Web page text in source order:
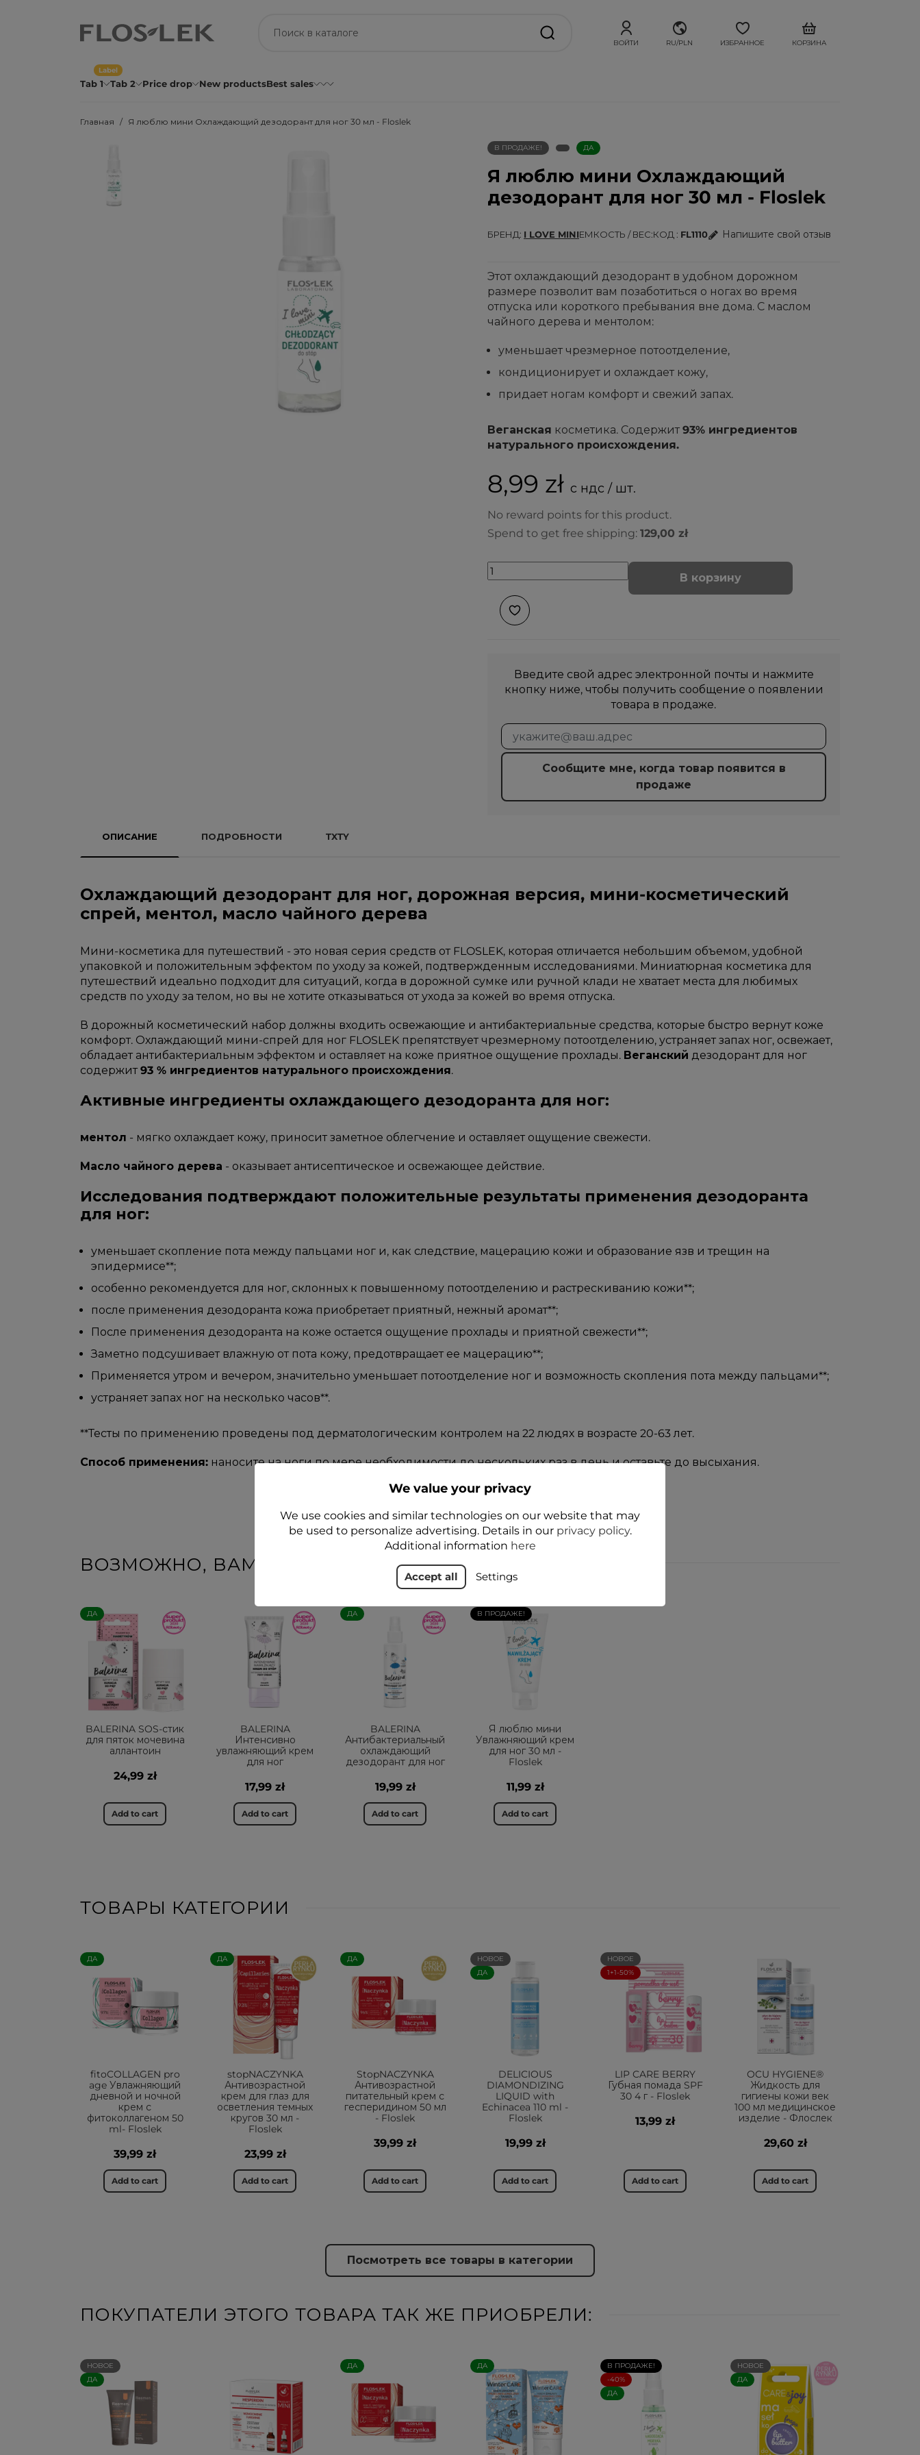
ВОЙТИ RU/PLN ИЗБРАННОЕ КОРЗИНА
Tab 1 Tab 2
Label
Price drop New productsBest sales
Главная Я люблю мини Охлаждающий дезодорант для ног 30 мл - Floslek
В ПРОДАЖЕ! ДА
Я люблю мини Охлаждающий
дезодорант для ног 30 мл - Floslek
БРЕНД I LOVE MINIЕМКОСТЬ / ВЕС КОД FL1110 Напишите свой отзыв
Этот охлаждающий дезодорант в удобном дорожном
размере позволит вам позаботиться о ногах во время
отпуска или короткого пребывания вне дома. С маслом
чайного дерева и ментолом:
уменьшает чрезмерное потоотделение,
кондиционирует и охлаждает кожу,
придает ногам комфорт и свежий запах.
Веганская косметика. Содержит 93% ингредиентов
натурального происхождения.
8,99 zł с ндс / шт.
No reward points for this product.
Spend to get free shipping: 129,00 zł
В корзину
Введите свой адрес электронной почты и нажмите
кнопку ниже, чтобы получить сообщение о появлении
товара в продаже.
Сообщите мне, когда товар появится в
продаже
ОПИСАНИЕ ПОДРОБНОСТИ TXTY
Охлаждающий дезодорант для ног, дорожная версия, мини-косметический
спрей, ментол, масло чайного дерева
Мини-косметика для путешествий - это новая серия средств от FLOSLEK, которая отличается небольшим объемом, удобной
упаковкой и положительным эффектом по уходу за кожей, подтвержденным исследованиями. Миниатюрная косметика для
путешествий идеально подходит для ситуаций, когда в дорожной сумке или ручной клади не хватает места для любимых
средств по уходу за телом, но вы не хотите отказываться от ухода за кожей во время отпуска.
В дорожный косметический набор должны входить освежающие и антибактериальные средства, которые быстро вернут коже
комфорт. Охлаждающий мини-спрей для ног FLOSLEK препятствует чрезмерному потоотделению, устраняет запах ног, освежает,
обладает антибактериальным эффектом и оставляет на коже приятное ощущение прохлады. Веганский дезодорант для ног
содержит 93 % ингредиентов натурального происхождения.
Активные ингредиенты охлаждающего дезодоранта для ног:
ментол - мягко охлаждает кожу, приносит заметное облегчение и оставляет ощущение свежести.
Масло чайного дерева - оказывает антисептическое и освежающее действие.
Исследования подтверждают положительные результаты применения дезодоранта
для ног:
уменьшает скопление пота между пальцами ног и, как следствие, мацерацию кожи и образование язв и трещин на
эпидермисе**;
особенно рекомендуется для ног, склонных к повышенному потоотделению и растрескиванию кожи**;
после применения дезодоранта кожа приобретает приятный, нежный аромат**;
После применения дезодоранта на коже остается ощущение прохлады и приятной свежести**;
Заметно подсушивает влажную от пота кожу, предотвращает ее мацерацию**;
Применяется утром и вечером, значительно уменьшает потоотделение ног и возможность скопления пота между пальцами**;
устраняет запах ног на несколько часов**.
**Тесты по применению проведены под дерматологическим контролем на 22 людях в возрасте 20-63 лет.
Способ применения: наносите на ноги по мере необходимости до нескольких раз в день и оставьте до высыхания.
ВОЗМОЖНО, ВАМ ПОНРАВИТСЯ
ДА
BALERINA SOS-стик
для пяток мочевина
аллантоин
24,99 zł
Add to cart
BALERINA
Интенсивно
увлажняющий крем
для ног
17,99 zł
Add to cart
ДА
BALERINA
Антибактериальный
охлаждающий
дезодорант для ног
19,99 zł
Add to cart
В ПРОДАЖЕ!
Я люблю мини
Увлажняющий крем
для ног 30 мл -
Floslek
11,99 zł
Add to cart
ТОВАРЫ КАТЕГОРИИ
ДА
fitoCOLLAGEN pro
age Увлажняющий
дневной и ночной
крем с
фитоколлагеном 50
ml- Floslek
39,99 zł
Add to cart
ДА
stopNACZYNKA
Антивозрастной
крем для глаз для
осветления темных
кругов 30 мл -
Floslek
23,99 zł
Add to cart
ДА
StopNACZYNKA
Антивозрастной
питательный крем с
гесперидином 50 мл
- Floslek
39,99 zł
Add to cart
НОВОЕ
ДА
DELICIOUS
DIAMONDIZING
LIQUID with
Echinacea 110 ml -
Floslek
19,99 zł
Add to cart
НОВОЕ
1+1-50%
LIP CARE BERRY
Губная помада SPF
30 4 г - Floslek
13,99 zł
Add to cart
OCU HYGIENE®
Жидкость для
гигиены кожи век
100 мл медицинское
изделие - Флослек
29,60 zł
Add to cart
Посмотреть все товары в категории
ПОКУПАТЕЛИ ЭТОГО ТОВАРА ТАК ЖЕ ПРИОБРЕЛИ:
НОВОЕ
ДА
ДА ДА
В ПРОДАЖЕ!
-40%
ДА
НОВОЕ
ДА
We value your privacy
We use cookies and similar technologies on our website that may
be used to personalize advertising. Details in our privacy policy.
Additional information here
Accept all Settings